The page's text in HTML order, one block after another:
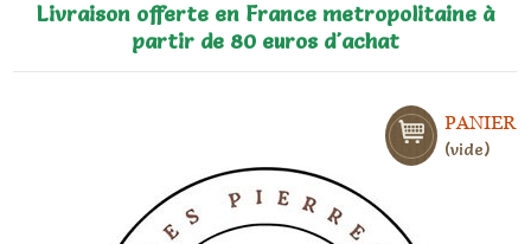
Livraison offerte en France metropolitaine à
partir de 80 euros d'achat
PANIER
vide